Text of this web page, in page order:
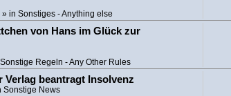
» in Sonstiges - Anything else
von Hans im Glück zur
Sonstige Regeln - Any Other Rules
Verlag beantragt Insolvenz
Sonstige News